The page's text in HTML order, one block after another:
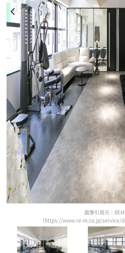
画像引用元：
（https://www.re-m.co.jp/service/